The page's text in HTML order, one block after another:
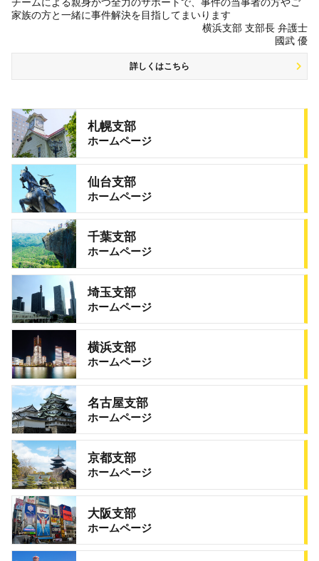
チームによる親身かつ全力のサポートで、事件の当事者の方やご
家族の方と一緒に事件解決を目指してまいります
横浜支部 支部長 弁護士
國武 優
詳しくはこちら
札幌支部
ホームページ
仙台支部
ホームページ
千葉支部
ホームページ
埼玉支部
ホームページ
横浜支部
ホームページ
名古屋支部
ホームページ
京都支部
ホームページ
大阪支部
ホームページ